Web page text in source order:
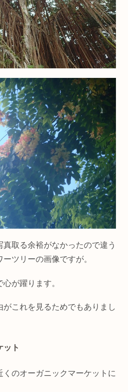
取る余裕がなかったので違う
ツリーの画像ですが。
が躍ります。
これを見るためでもありまし
ット
のオーガニックマーケットに